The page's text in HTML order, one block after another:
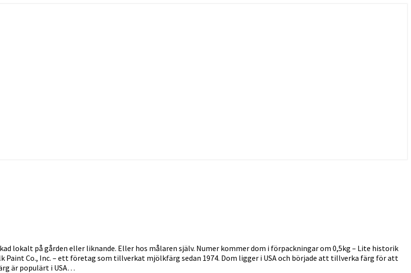
lokalt på gården eller liknande. Eller hos målaren själv. Numer kommer dom i förpackningar om 0,5kg – Lite historik
Paint Co., Inc. – ett företag som tillverkat mjölkfärg sedan 1974. Dom ligger i USA och började att tillverka färg för att
är populärt i USA…